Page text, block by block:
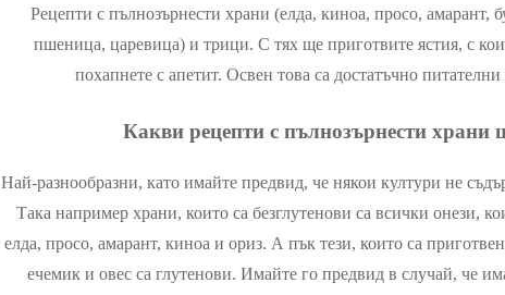
СОЦИАЛЕН ЖИВОТ ЧИСТОТА У ДОМА
Рецепти с пълнозърнести храни (елда, киноа, просо, амарант,
пшеница, царевица) и трици. С тях ще приготвите ястия, с
похапнете с апетит. Освен това са достатъчно
Какви рецепти с пълнозърнести храни
Най-разнообразни, като имайте предвид, че някои култури не
Така например храни, които са безглутенови са всички онези,
елда, просо, амарант, киноа и ориз. А пък тези, които са
ечемик и овес са глутенови. Имайте го предвид в случай, че